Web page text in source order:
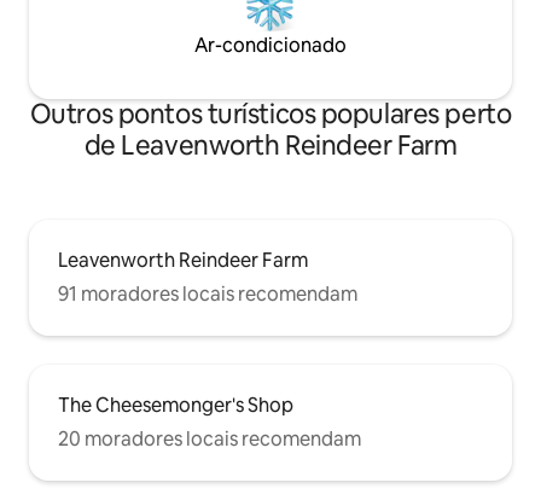
Ar-condicionado
Outros pontos turísticos populares perto
de Leavenworth Reindeer Farm
Leavenworth Reindeer Farm
91 moradores locais recomendam
The Cheesemonger's Shop
20 moradores locais recomendam